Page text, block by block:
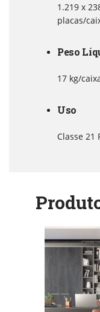
1.219 x
placas/
Peso
17 kg/
Uso
Classe 21